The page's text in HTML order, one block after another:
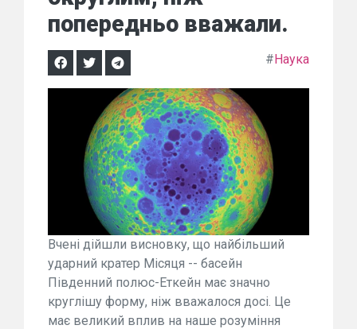
попередньо вважали.
#Наука
Вчені дійшли висновку, що найбільший
ударний кратер Місяця -- басейн
Південний полюс-Еткейн має значно
круглішу форму, ніж вважалося досі. Це
має великий вплив на наше розуміння